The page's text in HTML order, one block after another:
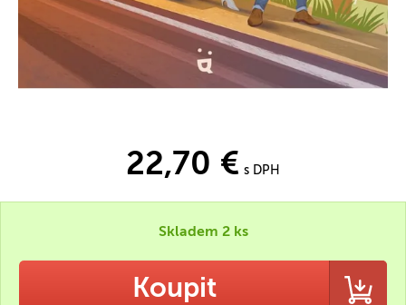
22,70 € s DPH
Skladem 2 ks
Koupit